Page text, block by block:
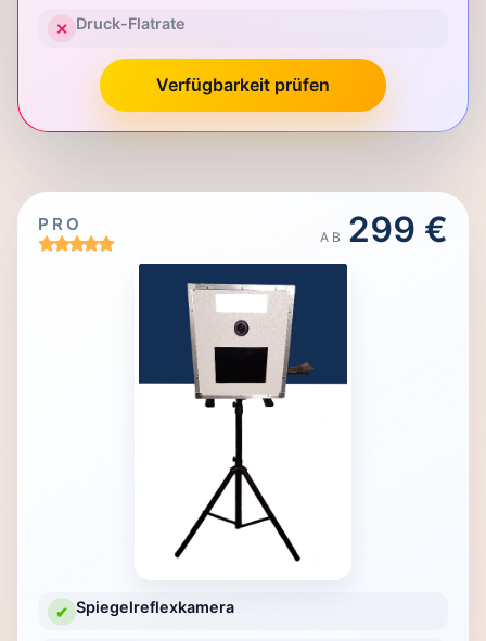
✕ Druck-Flatrate
Verfügbarkeit prüfen
PRO
AB 299 €
✔ Spiegelreflexkamera